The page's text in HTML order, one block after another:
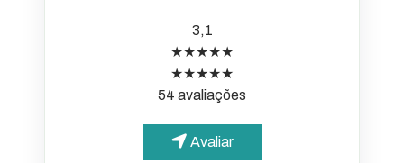
3,1
★★★★★
★★★★★
54 avaliações
Avaliar